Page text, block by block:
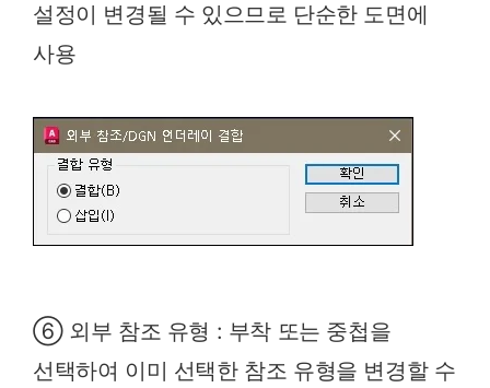
설정이 변경될 수 있으므로 단순한 도면에
사용
⑥ 외부 참조 유형 : 부착 또는 중첩을
선택하여 이미 선택한 참조 유형을 변경할 수